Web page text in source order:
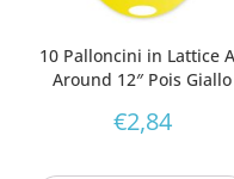
10 Palloncini in Lattice
Around 12″ Pois Giallo
€2,84